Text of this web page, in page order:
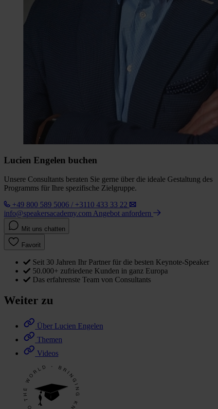
Lucien Engelen buchen
Unsere Consultants beraten Sie gerne über die ideale Gestaltung des
Programms für Ihre spezifische Zielgruppe.
+49 800 589 5006 / +3110 433 33 22
info@speakersacademy.com Angebot anfordern
Mit uns chatten
Favorit
Seit 30 Jahren Ihr Partner für die besten Keynote-Speaker
50.000+ zufriedene Kunden in ganz Europa
Das erfahrenste Team von Consultants
Weiter zu
Über Lucien Engelen
Themen
Videos